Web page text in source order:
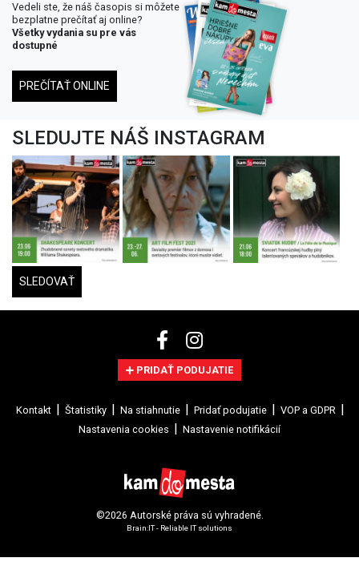
Vedeli ste, že náš časopis si môžete
bezplatne prečítať aj online?
Všetky vydania su pre vás
dostupné
PREČÍTAŤ ONLINE
SLEDUJTE NÁŠ INSTAGRAM
SLEDOVAŤ
PRIDAŤ PODUJATIE
Kontakt Štatistiky Na stiahnutie Pridať podujatie
VOP a GDPR
Nastavenia cookies
Nastavenie notifikácií
©2026 Autorské práva sú vyhradené.
Brain:IT - Reliable IT solutions